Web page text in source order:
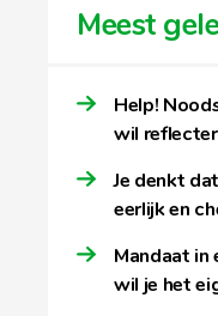
Meest
Help!
wil
Je denkt
eerlijk en
Mandaat in
wil je het